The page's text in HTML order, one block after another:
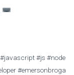
#js #node
#emersonbroga